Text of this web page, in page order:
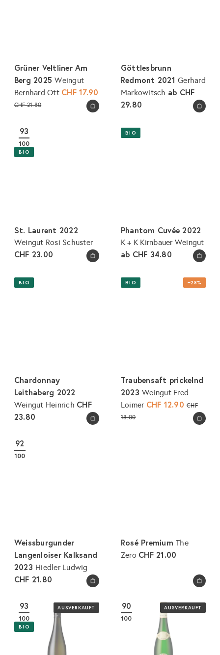
In den Warenkorb legen
Grüner Veltliner Am
Berg 2025Weingut
Bernhard Ott S
CHF 17.90
N
m
i
s
CHF 21.80 In den Warenkorb legen
Göttlesbrunn
Redmont 2021Gerhard
Markowitsch ab CHF
29.80
In den Warenkorb legen
93
100
BIO
St. Laurent 2022
Weingut Rosi Schuster
CHF 23.00 In den Warenkorb legen
BIO
Phantom Cuvée 2022
K + K Kirnbauer Weingut
ab CHF 34.80
In den Warenkorb legen
BIO
Chardonnay
Leithaberg 2022
Weingut Heinrich CHF
23.80
In den Warenkorb legen
−28%
BIO
Traubensaft prickelnd
2023Weingut Fred
Loimer S
CHF 12.90N
s
CHF
18.00
In den Warenkorb legen
92
100
Weissburgunder
Langenloiser Kalksand
2023 Hiedler Ludwig
CHF 21.80 In den Warenkorb legen
Rosé PremiumThe
Zero CHF 21.00
AUSVERKAUFT
93
100
BIO
AUSVERKAUFT
90
100